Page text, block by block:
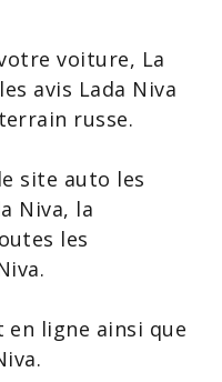
voiture, La
avis Lada Niva
russe.
site auto les
Niva, la
les
.
en ligne ainsi que
.